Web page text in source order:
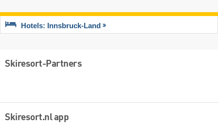
Hotels: Innsbruck-Land
Skiresort-Partners
Skiresort.nl app